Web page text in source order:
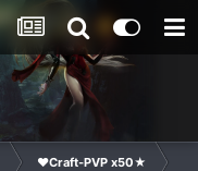
❤Craft-PVP x50★